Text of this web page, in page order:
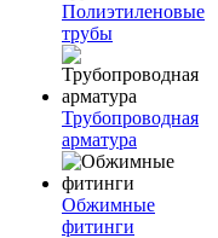
Полиэтиленовые
трубы
Трубопроводная
арматура
Обжимные
фитинги